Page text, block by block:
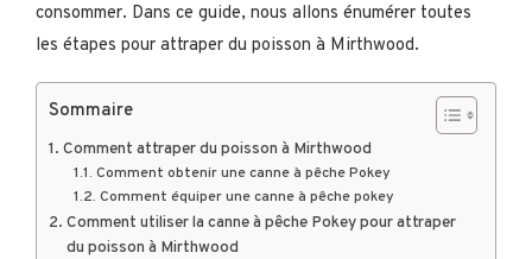
consommer. Dans ce guide, nous allons énumérer toutes
les étapes pour attraper du poisson à Mirthwood.
Sommaire
Comment attraper du poisson à Mirthwood
Comment obtenir une canne à pêche Pokey
Comment équiper une canne à pêche pokey
Comment utiliser la canne à pêche Pokey pour attraper
du poisson à Mirthwood